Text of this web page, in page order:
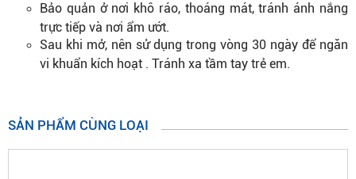
Bảo quản ở nơi khô ráo, thoáng mát, tránh ánh nắng
trực tiếp và nơi ẩm ướt.
Sau khi mở, nên sử dụng trong vòng 30 ngày để ngăn
vi khuẩn kích hoạt . Tránh xa tầm tay trẻ em.
SẢN PHẨM CÙNG LOẠI